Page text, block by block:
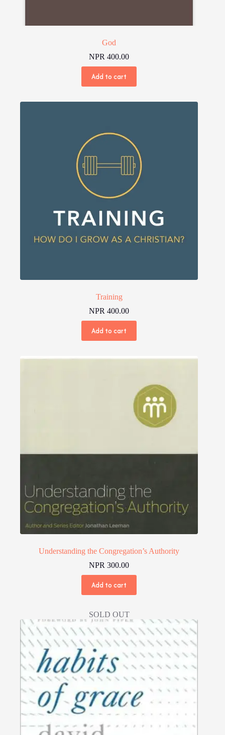
God
NPR 400.00
Add to cart
Training
NPR 400.00
Add to cart
Understanding the Congregation’s Authority
NPR 300.00
Add to cart
SOLD OUT